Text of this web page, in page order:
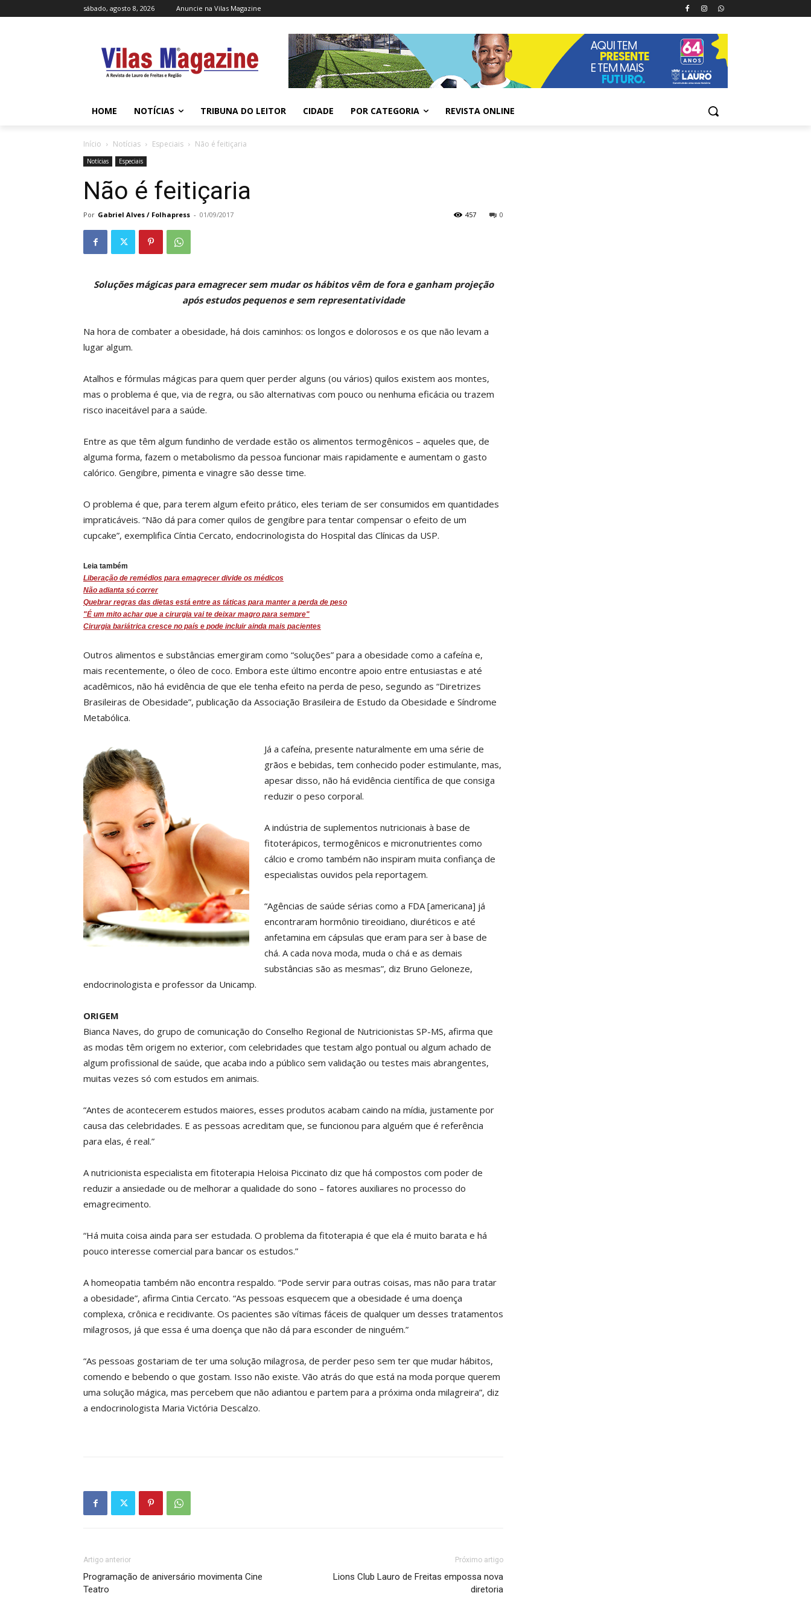
sábado, agosto 8, 2026 Anuncie na Vilas Magazine
HOME NOTÍCIAS TRIBUNA DO LEITOR CIDADE POR CATEGORIA REVISTA ONLINE
Início Notícias Especiais Não é feitiçaria
Notícias Especiais
Não é feitiçaria
Por Gabriel Alves / Folhapress - 01/09/2017 0
457
Soluções mágicas para emagrecer sem mudaros hábitos vêm de fora e ganham projeção
apósestudos pequenos e sem representatividade
Na hora de combater a obesidade, há dois caminhos: os longos e dolorosos e os que não levam a
lugar algum.
Atalhos e fórmulas mágicas para quem quer perder alguns (ou vários) quilos existem aos montes,
mas o problema é que, via de regra, ou são alternativas com pouco ou nenhuma eficácia ou trazem
risco inaceitável para a saúde.
Entre as que têm algum fundinho de verdade estão os alimentos termogênicos – aqueles que, de
alguma forma, fazem o metabolismo da pessoa funcionar mais rapidamente e aumentam o gasto
calórico. Gengibre, pimenta e vinagre são desse time.
O problema é que, para terem algum efeito prático, eles teriam de ser consumidos em quantidades
impraticáveis. “Não dá para comer quilos de gengibre para tentar compensar o efeito de um
cupcake”, exemplifica Cíntia Cercato, endocrinologista do Hospital das Clínicas da USP.
Leia também
Liberação de remédios para emagrecer divide os médicos
Não adianta só correr
Quebrar regras das dietas está entre as táticas para manter a perda de peso
"É um mito achar que a cirurgia vai te deixar magro para sempre"
Cirurgia bariátrica cresce no país e pode incluir ainda mais pacientes
Outros alimentos e substâncias emergiram como “soluções” para a obesidade como a cafeína e,
mais recentemente, o óleo de coco. Embora este último encontre apoio entre entusiastas e até
acadêmicos, não há evidência de que ele tenha efeito na perda de peso, segundo as “Diretrizes
Brasileiras de Obesidade”, publicação da Associação Brasileira de Estudo da Obesidade e Síndrome
Metabólica.
Já a cafeína, presente naturalmente em uma série de
grãos e bebidas, tem conhecido poder estimulante, mas,
apesar disso, não há evidência científica de que consiga
reduzir o peso corporal.
A indústria de suplementos nutricionais à base de
fitoterápicos, termogênicos e micronutrientes como
cálcio e cromo também não inspiram muita confiança de
especialistas ouvidos pela reportagem.
“Agências de saúde sérias como a FDA [americana] já
encontraram hormônio tireoidiano, diuréticos e até
anfetamina em cápsulas que eram para ser à base de
chá. A cada nova moda, muda o chá e as demais
substâncias são as mesmas”, diz Bruno Geloneze,
endocrinologista e professor da Unicamp.
ORIGEM
Bianca Naves, do grupo de comunicação do Conselho Regional de Nutricionistas SP-MS, afirma que
as modas têm origem no exterior, com celebridades que testam algo pontual ou algum achado de
algum profissional de saúde, que acaba indo a público sem validação ou testes mais abrangentes,
muitas vezes só com estudos em animais.
“Antes de acontecerem estudos maiores, esses produtos acabam caindo na mídia, justamente por
causa das celebridades. E as pessoas acreditam que, se funcionou para alguém que é referência
para elas, é real.”
A nutricionista especialista em fitoterapia Heloisa Piccinato diz que há compostos com poder de
reduzir a ansiedade ou de melhorar a qualidade do sono – fatores auxiliares no processo do
emagrecimento.
“Há muita coisa ainda para ser estudada. O problema da fitoterapia é que ela é muito barata e há
pouco interesse comercial para bancar os estudos.”
A homeopatia também não encontra respaldo. “Pode servir para outras coisas, mas não para tratar
a obesidade”, afirma Cintia Cercato. “As pessoas esquecem que a obesidade é uma doença
complexa, crônica e recidivante. Os pacientes são vítimas fáceis de qualquer um desses tratamentos
milagrosos, já que essa é uma doença que não dá para esconder de ninguém.”
“As pessoas gostariam de ter uma solução milagrosa, de perder peso sem ter que mudar hábitos,
comendo e bebendo o que gostam. Isso não existe. Vão atrás do que está na moda porque querem
uma solução mágica, mas percebem que não adiantou e partem para a próxima onda milagreira”, diz
a endocrinologista Maria Victória Descalzo.
Artigo anterior
Programação de aniversário movimenta Cine
Teatro
Próximo artigo
Lions Club Lauro de Freitas empossa nova
diretoria